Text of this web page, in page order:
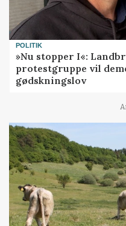
POLITIK
»Nu stopper I«:
protestgruppe vil
gødskningslov